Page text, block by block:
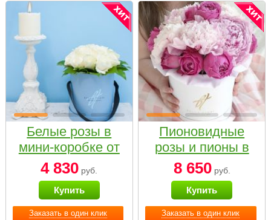
Заказать в один клик
Белые розы в
мини-коробке от
Bella Fiori
4 830 руб.
Купить
Заказать в один клик
Пионовидные
розы и пионы в
белой коробке
Small
8 650руб.
Купить